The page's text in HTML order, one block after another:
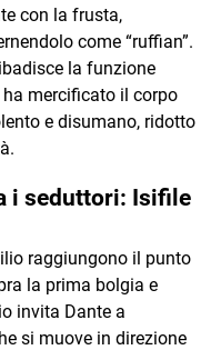
con la frusta,
come “ruffian”.
la funzione
mercificato il corpo
e disumano, ridotto
i seduttori: Isifile
raggiungono il punto
la prima bolgia e
invita Dante a
si muove in direzione